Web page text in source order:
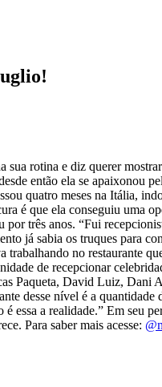
rotina e diz querer
então ela se apaixonou
quatro meses na Itália,
é que ela conseguiu uma
três anos. “Fui
já sabia os truques para
no restaurante
de recepcionar
David Luiz, Dani
desse nível é a
essa a realidade.” Em seu
Para saber mais acesse: